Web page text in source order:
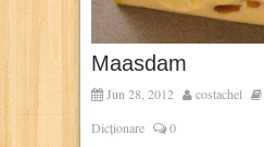
Maasdam
Jun 28, 2012 costachel
Dicționare 0